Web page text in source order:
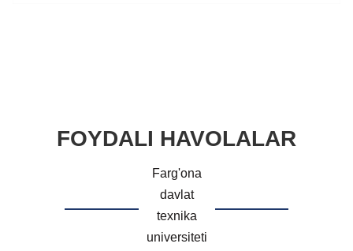
FOYDALI HAVOLALAR
Farg'ona
davlat
texnika
universiteti